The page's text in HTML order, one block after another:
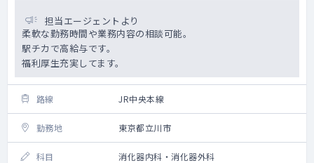
担当エージェントより
柔軟な勤務時間や業務内容の相談可能。
駅チカで高給与です。
福利厚生充実してます。
路線 JR中央本線
勤務地 東京都立川市
科目 消化器内科・消化器外科